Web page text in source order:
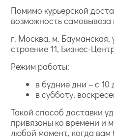
Помимо курьерской
возможность самовывоза
г. Москва, м. Бауманская,
строение 11, Бизнес-
Режим работы:
в будние дни – с 10
в субботу,
Такой способ доставки
привязаны ко времени и
любой момент, когда вам